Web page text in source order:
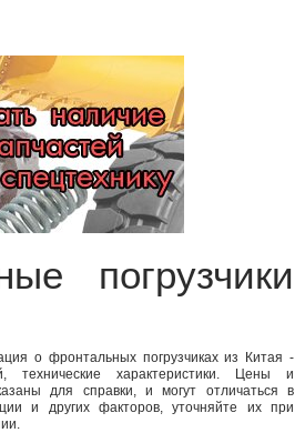
погрузчики
о фронтальных погрузчиках из Китая -
технические характеристики. Цены и
для справки, и могут отличаться в
и других факторов, уточняйте их при